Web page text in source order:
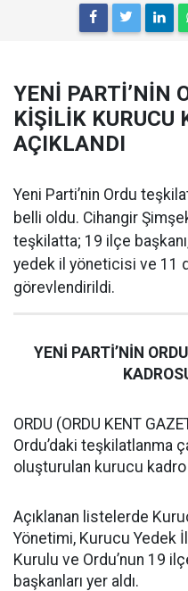
YENİ PARTİ’NİN
KİŞİLİK KURUCU
AÇIKLANDI
Yeni Parti’nin Ordu
belli oldu. Cihangir
teşkilatta; 19 ilçe
yedek il yöneticisi ve 11
görevlendirildi.
YENİ PARTİ’NİN
ORDU (ORDU KENT
Ordu’daki teşkilatlanma
oluşturulan kurucu kadro
Açıklanan listelerde
Yönetimi, Kurucu Yedek
Kurulu ve Ordu’nun 19
başkanları yer aldı.